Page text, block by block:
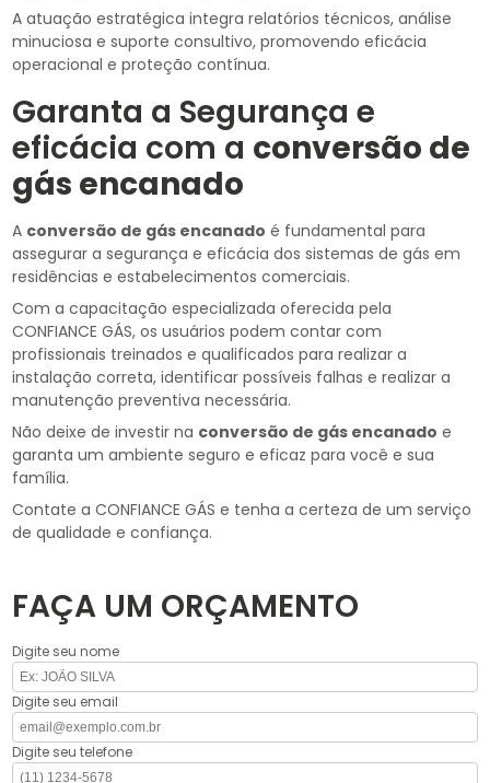
A atuação estratégica integra relatórios técnicos, análise
minuciosa e suporte consultivo, promovendo eficácia
operacional e proteção contínua.
Garanta a Segurança e
eficácia com a conversão de
gás encanado
A conversão de gás encanado é fundamental para
assegurar a segurança e eficácia dos sistemas de gás em
residências e estabelecimentos comerciais.
Com a capacitação especializada oferecida pela
CONFIANCE GÁS, os usuários podem contar com
profissionais treinados e qualificados para realizar a
instalação correta, identificar possíveis falhas e realizar a
manutenção preventiva necessária.
Não deixe de investir na conversão de gás encanado e
garanta um ambiente seguro e eficaz para você e sua
família.
Contate a CONFIANCE GÁS e tenha a certeza de um serviço
de qualidade e confiança.
FAÇA UM ORÇAMENTO
Digite seu nome
Digite seu email
Digite seu telefone